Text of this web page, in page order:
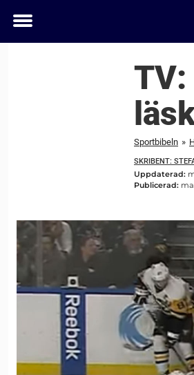
Toggle
Sportbibeln »
SKRIBENT:
Uppdaterad:
Publicerad: